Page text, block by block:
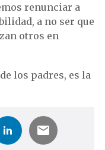
renunciar a
a no ser que
otros en
los padres, es la